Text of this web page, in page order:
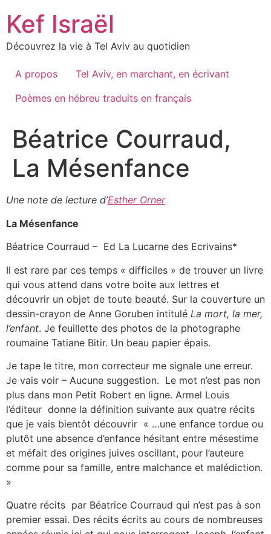
content
Kef Israël
Découvrez la vie à Tel Aviv au quotidien
A propos
Tel Aviv, en marchant, en écrivant
Poèmes en hébreu traduits en français
Béatrice Courraud,
La Mésenfance
Une note de lecture d’Esther Orner
La Mésenfance
Béatrice Courraud – Ed La Lucarne des Ecrivains*
Il est rare par ces temps « difficiles » de trouver un livre
qui vous attend dans votre boite aux lettres et
découvrir un objet de toute beauté. Sur la couverture un
dessin-crayon de Anne Goruben intitulé La mort, la mer,
l’enfant. Je feuillette des photos de la photographe
roumaine Tatiane Bitir. Un beau papier épais.
Je tape le titre, mon correcteur me signale une erreur.
Je vais voir – Aucune suggestion. Le mot n’est pas non
plus dans mon Petit Robert en ligne. Armel Louis
l’éditeur donne la définition suivante aux quatre récits
que je vais bientôt découvrir « …une enfance tordue ou
plutôt une absence d’enfance hésitant entre mésestime
et méfait des origines juives oscillant, pour l’auteure
comme pour sa famille, entre malchance et malédiction.
»
Quatre récits par Béatrice Courraud qui n’est pas à son
premier essai. Des récits écrits au cours de nombreuses